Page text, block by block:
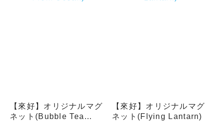
【來好】オリジナルマグ
ネット(Bubble Tea
【來好】オリジナルマグ
ネット(Flying Lantarn)